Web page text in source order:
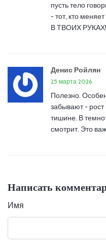
пусть тело
- тот, кто
В ТВОИХ РУКАХ!
Денис Ройлян
25 марта 2026
Полезно.
забывают - рост
тишине. В
смотрит. Это
Написать
Имя